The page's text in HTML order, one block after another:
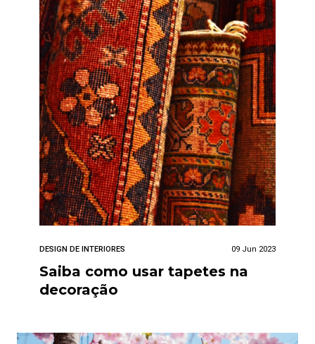
DESIGN DE INTERIORES 09 Jun 2023
Saiba como usar tapetes na
decoração